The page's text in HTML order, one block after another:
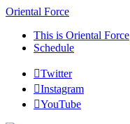
Oriental Force
This is Oriental Force
Schedule
Twitter
Instagram
YouTube